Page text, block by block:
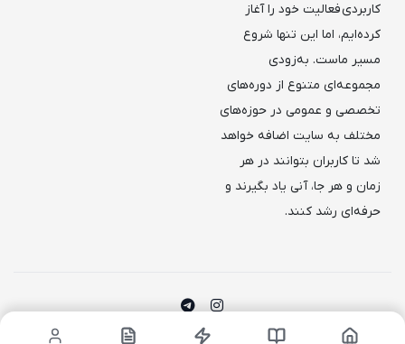
کاربردی فعالیت خود را آغاز
کرده‌ایم، اما این تنها شروع
مسیر ماست. به‌زودی
مجموعه‌ای متنوع از دوره‌های
تخصصی و عمومی در حوزه‌های
مختلف به سایت اضافه خواهد
شد تا کاربران بتوانند در هر
زمان و هر جا، آنی یاد بگیرند و
حرفه‌ای رشد کنند.